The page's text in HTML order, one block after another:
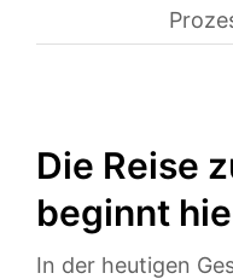
Die Reise
beginnt
In der heutigen